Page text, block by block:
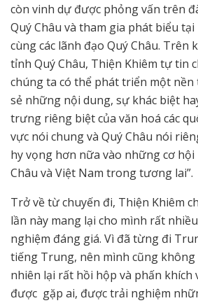
còn vinh dự được phỏng vấn trên
Quý Châu và tham gia phát biểu
cùng các lãnh đạo Quý Châu. Trên
tỉnh Quý Châu, Thiện Khiêm tự tin
chúng ta có thể phát triển một nền
sẻ những nội dung, sự khác biệt
trưng riêng biệt của văn hoá các
vực nói chung và Quý Châu nói
hy vọng hơn nữa vào những cơ
Châu và Việt Nam trong tương lai”.
Trở về từ chuyến đi, Thiện Khiêm
lần này mang lại cho mình rất
nghiệm đáng giá. Vì đã từng đi
tiếng Trung, nên mình cũng không
nhiên lại rất hồi hộp và phấn khích
được gặp ai, được trải nghiệm